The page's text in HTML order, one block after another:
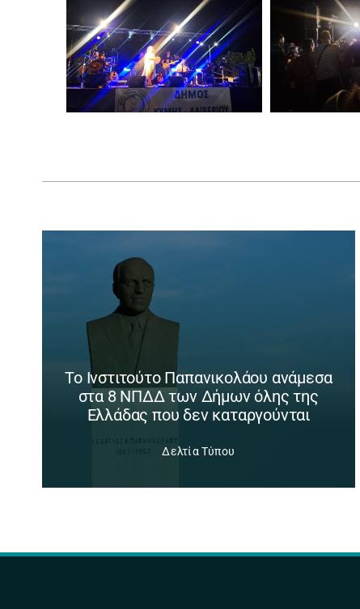
Το Ινστιτούτο Παπανικολάου ανάμεσα
στα 8 ΝΠΔΔ των Δήμων όλης της
Ελλάδας που δεν καταργούνται
Δελτία Τύπου